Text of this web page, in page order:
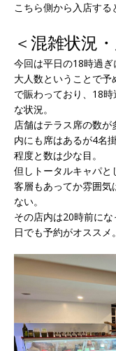
こちら側から入店する
＜混雑状況
今回は平日の18時過ぎ
大人数ということで
で賑わっており、18
な状況。
店舗はテラス席の数
内にも席はあるが4名
程度と数は少な目。
但しトータルキャパ
客層もあってか雰囲気
ない。
その店内は20時前に
日でも予約がオススメ。